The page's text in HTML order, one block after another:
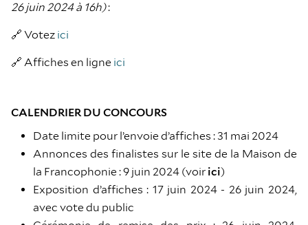
26 juin 2024 à 16h):
🔗 Votez ici
🔗 Affiches en ligne ici
CALENDRIER DU CONCOURS
Date limite pour l’envoie d’affiches : 31 mai 2024
Annonces des finalistes sur le site de la Maison de
la Francophonie : 9 juin 2024 (voir ici)
Exposition d’affiches : 17 juin 2024 - 26 juin 2024,
avec vote du public